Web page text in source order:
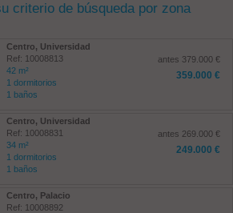
criterio de búsqueda por zona
Centro, Universidad
Ref: 10008813
42 m²
1 dormitorios
1 baños
antes 379.000 €
359.000 €
Centro, Universidad
Ref: 10008831
34 m²
1 dormitorios
1 baños
antes 269.000 €
249.000 €
Centro, Palacio
Ref: 10008892